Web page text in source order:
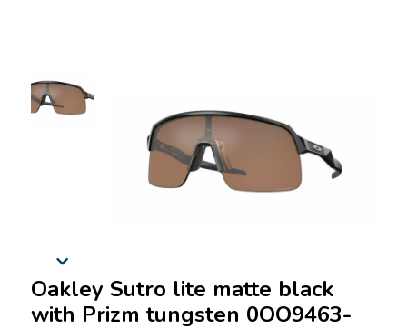
Oakley Sutro lite matte black
with Prizm tungsten 0OO9463-